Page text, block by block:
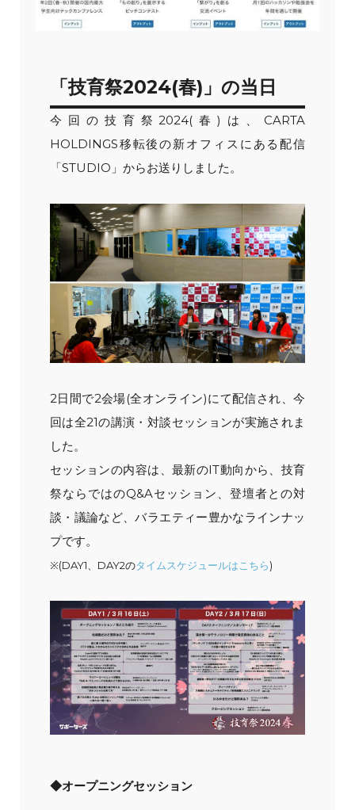
「技育祭2024(春)」の当日
今回の技育祭2024(春)は、CARTA
HOLDINGS移転後の新オフィスにある配信
「STUDIO」からお送りしました。
2日間で2会場(全オンライン)にて配信され、今
回は全21の講演・対談セッションが実施されま
した。
セッションの内容は、最新のIT動向から、技育
祭ならではのQ&Aセッション、登壇者との対
談・議論など、バラエティー豊かなラインナッ
プです。
※(DAY1、DAY2のタイムスケジュールはこちら)
◆オープニングセッション